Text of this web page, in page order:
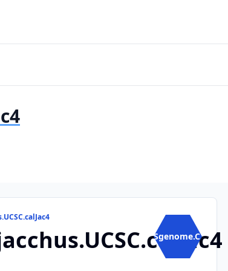
BSgenome.C...